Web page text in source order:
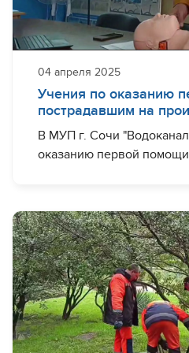
Учения по оказанию
пострадавшим на
04 апреля 2025
В МУП г. Сочи
оказанию первой
Актион-360.
Сотрудникам напомнили
распространенные
приходится
🔹оказание первой
поражении